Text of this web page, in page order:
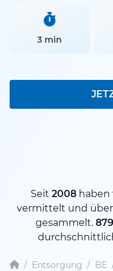
3 min
Seit 2008 haben
vermittelt und über
gesammelt.
/ Entsorgung / BE